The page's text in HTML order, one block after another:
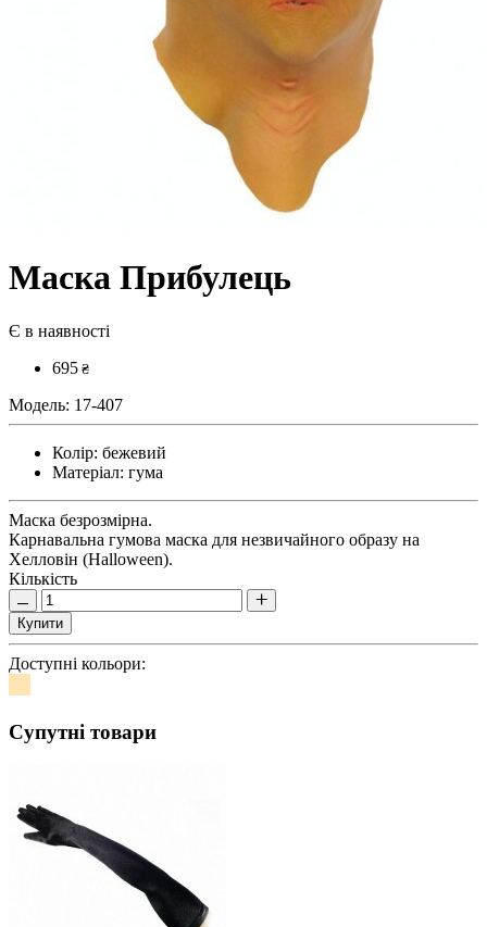
Маска Прибулець
Є в наявності
695 ₴
Модель: 17-407
Колір: бежевий
Матеріал: гума
Маска безрозмірна.
Карнавальна гумова маска для незвичайного образу на
Хелловін (Halloween).
Кількість
Купити
Доступні кольори:
Супутні товари